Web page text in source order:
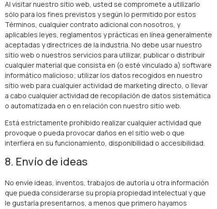
Al visitar nuestro sitio web, usted se compromete a utilizarlo
sólo para los fines previstos y según lo permitido por estos
Términos, cualquier contrato adicional con nosotros, y
aplicables leyes, reglamentos y prácticas en línea generalmente
aceptadas y directrices de la industria. No debe usar nuestro
sitio web o nuestros servicios para utilizar, publicar o distribuir
cualquier material que consista en (o esté vinculado a) software
informático malicioso; utilizar los datos recogidos en nuestro
sitio web para cualquier actividad de marketing directo, o llevar
a cabo cualquier actividad de recopilación de datos sistemática
o automatizada en o en relación con nuestro sitio web.
Está estrictamente prohibido realizar cualquier actividad que
provoque o pueda provocar daños en el sitio web o que
interfiera en su funcionamiento, disponibilidad o accesibilidad.
8. Envío de ideas
No envíe ideas, inventos, trabajos de autoría u otra información
que pueda considerarse su propia propiedad intelectual y que
le gustaría presentarnos, a menos que primero hayamos